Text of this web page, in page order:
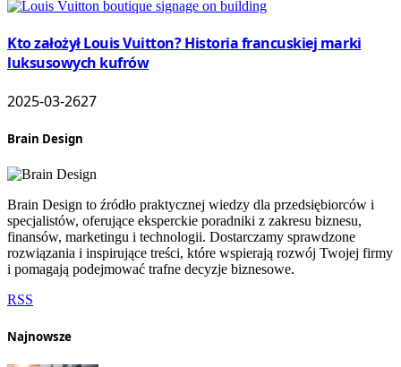
Kto założył Louis Vuitton? Historia francuskiej marki
luksusowych kufrów
2025-03-2627
Brain Design
Brain Design to źródło praktycznej wiedzy dla przedsiębiorców i
specjalistów, oferujące eksperckie poradniki z zakresu biznesu,
finansów, marketingu i technologii. Dostarczamy sprawdzone
rozwiązania i inspirujące treści, które wspierają rozwój Twojej firmy
i pomagają podejmować trafne decyzje biznesowe.
RSS
Najnowsze